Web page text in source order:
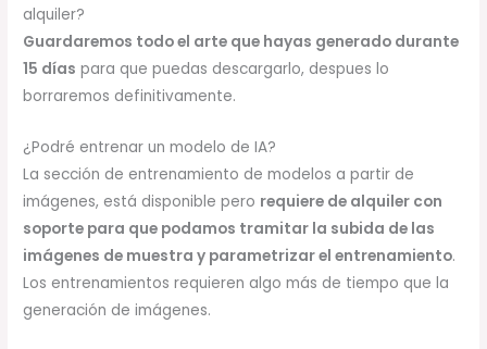
alquiler?
Guardaremos todo el arte que hayas generado durante
15 días para que puedas descargarlo, despues lo
borraremos definitivamente.
¿Podré entrenar un modelo de IA?
La sección de entrenamiento de modelos a partir de
imágenes, está disponible pero requiere de alquiler con
soporte para que podamos tramitar la subida de las
imágenes de muestra y parametrizar el entrenamiento.
Los entrenamientos requieren algo más de tiempo que la
generación de imágenes.